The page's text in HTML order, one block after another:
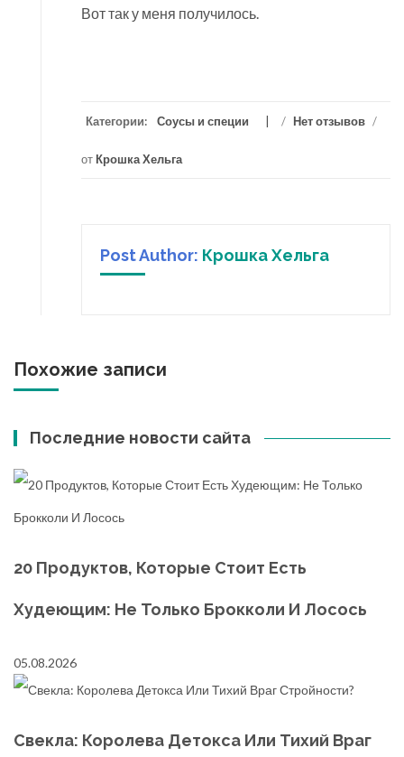
Вот так у меня получилось.
Категории: Соусы и специи / Нет отзывов /
от Крошка Хельга
Post Author: Крошка Хельга
Похожие записи
Последние новости сайта
20 Продуктов, Которые Стоит Есть
Худеющим: Не Только Брокколи И Лосось
05.08.2026
Свекла: Королева Детокса Или Тихий Враг